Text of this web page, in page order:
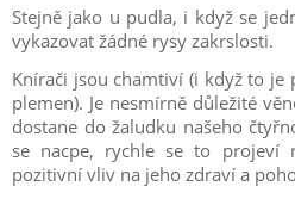
Stejně jako u pudla, i když se
vykazovat žádné rysy zakrslosti.
Knírači jsou chamtiví (i když to je
plemen). Je nesmírně důležité
dostane do žaludku našeho
se nacpe, rychle se to projeví
pozitivní vliv na jeho zdraví a